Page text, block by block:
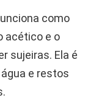
como
acético e o
sujeiras. Ela é
e restos